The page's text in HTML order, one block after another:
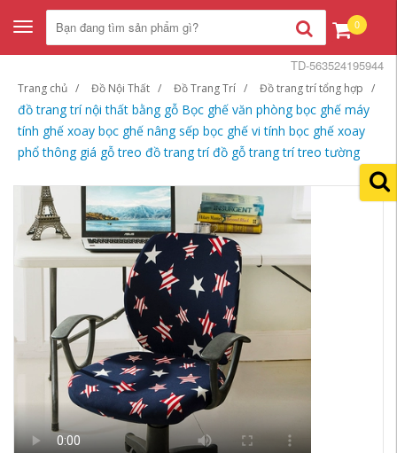
Toggle
navigation
0
Trang chủ Đồ Nội Thất Đồ Trang Trí Đồ trang trí tổng hợp
đồ trang trí nội thất bằng gỗ Bọc ghế văn phòng bọc ghế máy
tính ghế xoay bọc ghế nâng sếp bọc ghế vi tính bọc ghế xoay
phổ thông giá gỗ treo đồ trang trí đồ gỗ trang trí treo tường
TD-563524195944